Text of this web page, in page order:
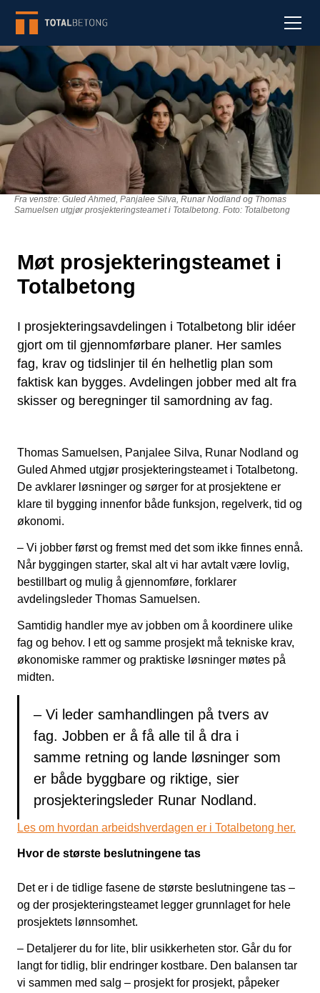
Fra venstre: Guled Ahmed, Panjalee Silva, Runar Nodland og Thomas
Samuelsen utgjør prosjekteringsteamet i Totalbetong. Foto: Totalbetong
Møt prosjekteringsteamet i
Totalbetong
I prosjekteringsavdelingen i Totalbetong blir idéer
gjort om til gjennomførbare planer. Her samles
fag, krav og tidslinjer til én helhetlig plan som
faktisk kan bygges. Avdelingen jobber med alt fra
skisser og beregninger til samordning av fag.
Thomas Samuelsen, Panjalee Silva, Runar Nodland og
Guled Ahmed utgjør prosjekteringsteamet i Totalbetong.
De avklarer løsninger og sørger for at prosjektene er
klare til bygging innenfor både funksjon, regelverk, tid og
økonomi.
– Vi jobber først og fremst med det som ikke finnes ennå.
Når byggingen starter, skal alt vi har avtalt være lovlig,
bestillbart og mulig å gjennomføre, forklarer
avdelingsleder Thomas Samuelsen.
Samtidig handler mye av jobben om å koordinere ulike
fag og behov. I ett og samme prosjekt må tekniske krav,
økonomiske rammer og praktiske løsninger møtes på
midten.
– Vi leder samhandlingen på tvers av
fag. Jobben er å få alle til å dra i
samme retning og lande løsninger som
er både byggbare og riktige, sier
prosjekteringsleder Runar Nodland.
Les om hvordan arbeidshverdagen er i Totalbetong her.
Hvor de største beslutningene tas
Det er i de tidlige fasene de største beslutningene tas –
og der prosjekteringsteamet legger grunnlaget for hele
prosjektets lønnsomhet.
– Detaljerer du for lite, blir usikkerheten stor. Går du for
langt for tidlig, blir endringer kostbare. Den balansen tar
vi sammen med salg – prosjekt for prosjekt, påpeker